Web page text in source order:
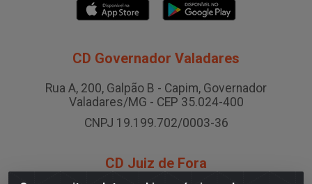
CD Governador Valadares
Rua A, 200, Galpão B - Capim, Governador
Valadares/MG - CEP 35.024-400
CNPJ 19.199.702/0003-36
CD Juiz de Fora